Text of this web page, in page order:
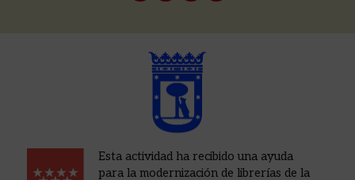
Esta actividad ha recibido una ayuda
para la modernización de librerías de la